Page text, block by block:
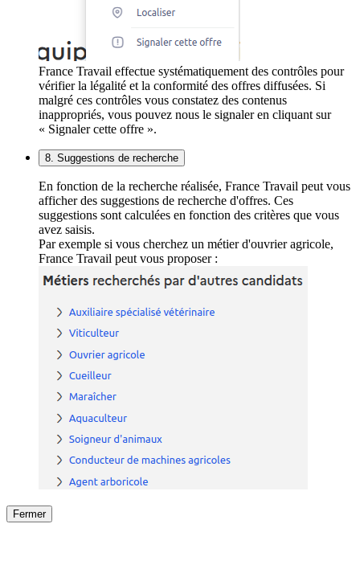
France Travail effectue systématiquement des contrôles pour
vérifier la légalité et la conformité des offres diffusées. Si
malgré ces contrôles vous constatez des contenus
inappropriés, vous pouvez nous le signaler en cliquant sur
« Signaler cette offre ».
8. Suggestions de recherche
En fonction de la recherche réalisée, France Travail peut vous
afficher des suggestions de recherche d'offres. Ces
suggestions sont calculées en fonction des critères que vous
avez saisis.
Par exemple si vous cherchez un métier d'ouvrier agricole,
France Travail peut vous proposer :
Fermer